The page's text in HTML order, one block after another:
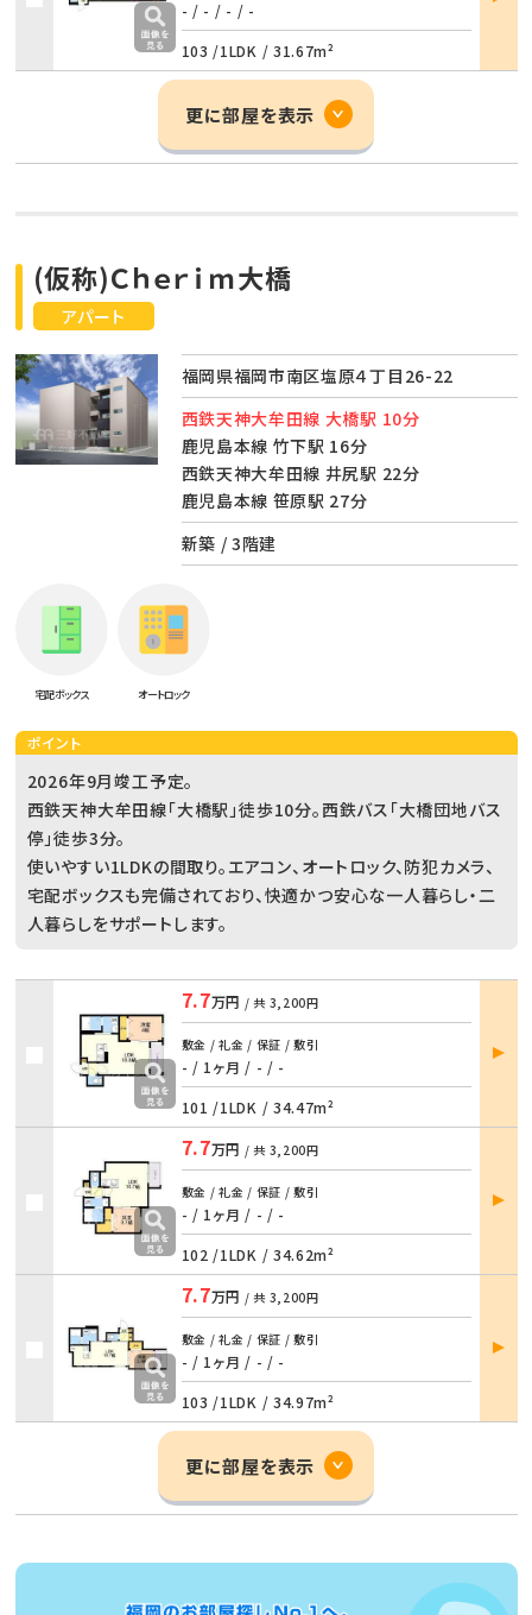
- / - / - / -
103 /1LDK / 31.67m²
詳細
更に部屋を表示
アパート
(仮称)Ｃｈｅｒｉｍ大橋
福岡県福岡市南区塩原４丁目26-22
西鉄天神大牟田線 大橋駅 10分
鹿児島本線 竹下駅 16分
西鉄天神大牟田線 井尻駅 22分
鹿児島本線 笹原駅 27分
新築 / 3階建
宅配ボックス オートロック
ポイント
2026年9月竣工予定。
西鉄天神大牟田線「大橋駅」徒歩10分。西鉄バス「大橋団地バス
停」徒歩3分。
使いやすい1LDKの間取り。エアコン、オートロック、防犯カメラ、
宅配ボックスも完備されており、快適かつ安心な一人暮らし・二
人暮らしをサポートします。
7.7万円 / 共 3,200円
敷金 / 礼金 / 保証 / 敷引
- / 1ヶ月 / - / -
101 /1LDK / 34.47m²
部屋
詳細
7.7万円 / 共 3,200円
敷金 / 礼金 / 保証 / 敷引
- / 1ヶ月 / - / -
102 /1LDK / 34.62m²
部屋
詳細
7.7万円 / 共 3,200円
敷金 / 礼金 / 保証 / 敷引
- / 1ヶ月 / - / -
103 /1LDK / 34.97m²
部屋
詳細
更に部屋を表示